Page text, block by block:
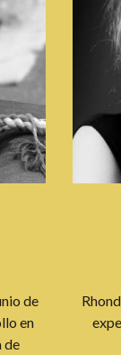
de
en
de